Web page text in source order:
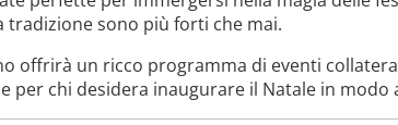
tradizione sono più forti che mai.
offrirà un ricco programma di eventi
per chi desidera inaugurare il Natale in modo